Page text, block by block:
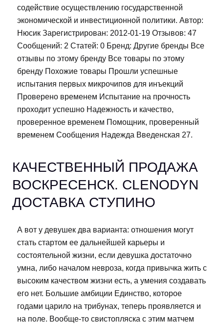
содействие осуществлению государственной
экономической и инвестиционной политики. Автор:
Нюсик Зарегистрирован: 2012-01-19 Отзывов: 47
Сообщений: 2 Статей: 0 Бренд: Другие бренды Все
отзывы по этому бренду Все товары по этому
бренду Похожие товары Прошли успешные
испытания первых микрочипов для инъекций
Проверено временем Испытание на прочность
проходит успешно Надежность и качество,
проверенное временем Помощник, проверенный
временем Сообщения Надежда Введенская 27.
КАЧЕСТВЕННЫЙ ПРОДАЖА
ВОСКРЕСЕНСК. CLENODYN
ДОСТАВКА СТУПИНО
А вот у девушек два варианта: отношения могут
стать стартом ее дальнейшей карьеры и
состоятельной жизни, если девушка достаточно
умна, либо началом невроза, когда привычка жить с
высоким качеством жизни есть, а умения создавать
его нет. Большие амбиции Единство, которое
годами царило на трибунах, теперь проявляется и
на поле. Вообще-то свистопляска с этим матчем